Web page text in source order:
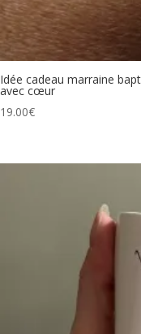
Idée cadeau marraine
avec cœur
19.00€